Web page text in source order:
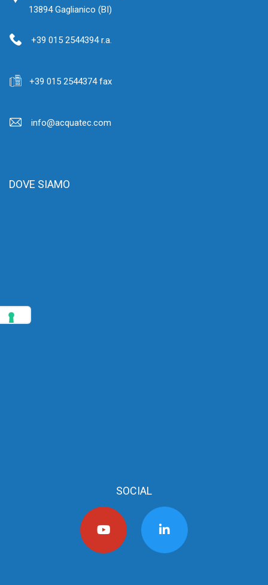
13894 Gaglianico (BI)
+39 015 2544394 r.a.
+39 015 2544374 fax
info@acquatec.com
DOVE SIAMO
SOCIAL